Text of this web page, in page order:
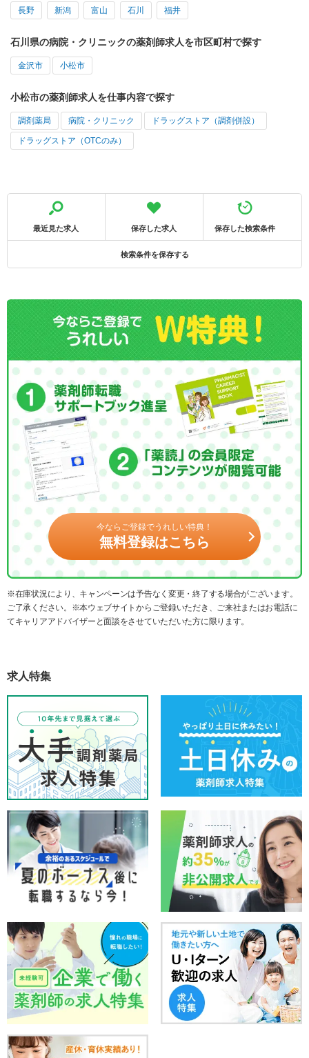
長野 新潟 富山 石川 福井
石川県の病院・クリニックの薬剤師求人を市区町村で探す
金沢市 小松市
小松市の薬剤師求人を仕事内容で探す
調剤薬局 病院・クリニック ドラッグストア（調剤併設）
ドラッグストア（OTCのみ）
最近見た求人 保存した求人 保存した検索条件
検索条件を保存する
今ならご登録でうれしい特典！
無料登録はこちら
※在庫状況により、キャンペーンは予告なく変更・終了する場合がございます。
ご了承ください。※本ウェブサイトからご登録いただき、ご来社またはお電話に
てキャリアアドバイザーと面談をさせていただいた方に限ります。
求人特集